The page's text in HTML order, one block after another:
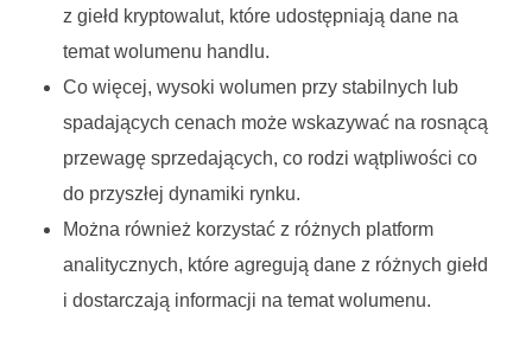
z giełd kryptowalut, które udostępniają dane na
temat wolumenu handlu.
Co więcej, wysoki wolumen przy stabilnych lub
spadających cenach może wskazywać na rosnącą
przewagę sprzedających, co rodzi wątpliwości co
do przyszłej dynamiki rynku.
Można również korzystać z różnych platform
analitycznych, które agregują dane z różnych giełd
i dostarczają informacji na temat wolumenu.